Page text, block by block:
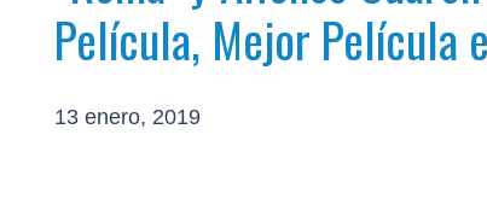
Película, Mejor
13 enero, 2019